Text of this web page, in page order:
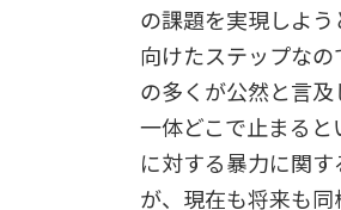
の課題を実現しよ
向けたステップな
の多くが公然と言及
一体どこで止まる
に対する暴力に関
が、現在も将来も